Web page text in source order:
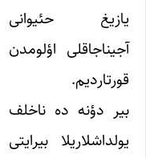
یازیغ حئیوانی
آجیناجاقلی اؤلومدن
قورتاردیم.
بیر دؤنه ده ناخلف
یولداشلاریلا بیر‌ایتی